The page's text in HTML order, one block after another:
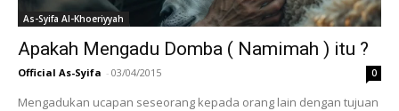
As-Syifa Al-Khoeriyyah
Apakah Mengadu Domba ( Namimah ) itu ?
Official As-Syifa - 03/04/2015 0
Mengadukan ucapan seseorang kepada orang lain dengan tujuan